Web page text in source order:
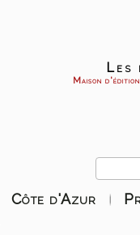
Les
Maison
Côte d'Azur